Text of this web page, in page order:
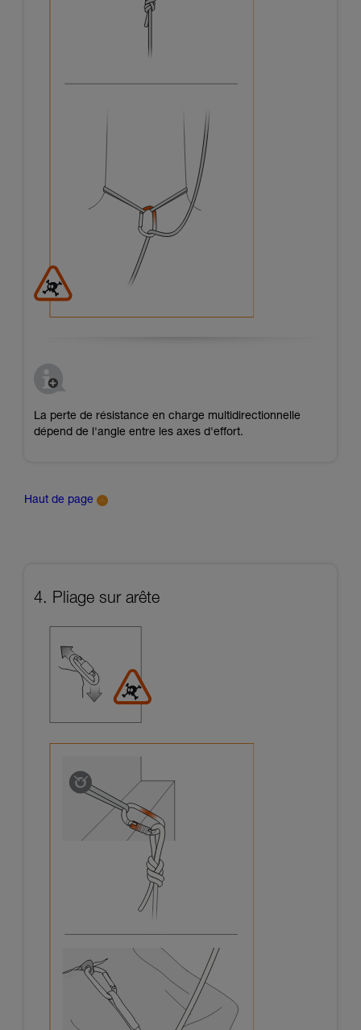
La perte de résistance en charge multidirectionnelle
dépend de l'angle entre les axes d'effort.
Haut de page
4. Pliage sur arête